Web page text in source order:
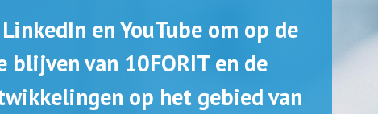
en YouTube om op de
blijven van 10FORIT en de
op het gebied van